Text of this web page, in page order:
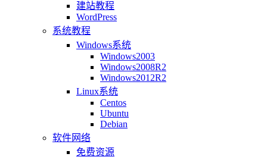
建站教程
WordPress
系统教程
Windows系统
Windows2003
Windows2008R2
Windows2012R2
Linux系统
Centos
Ubuntu
Debian
软件网络
免费资源